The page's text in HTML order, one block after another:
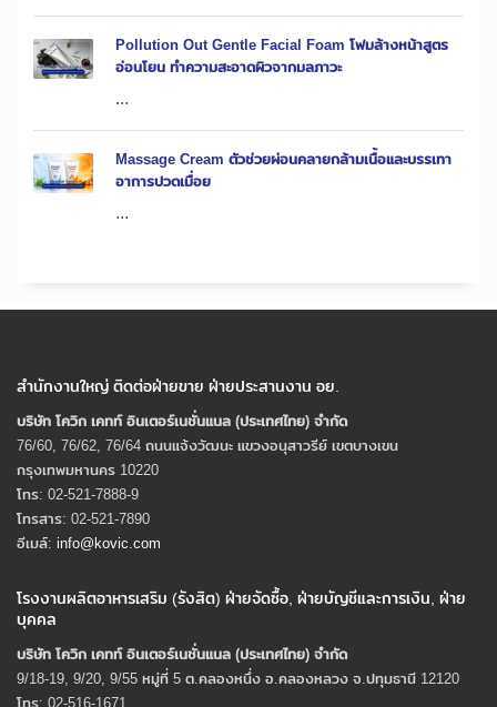
Pollution Out Gentle Facial Foam โฟมล้างหน้าสูตร
อ่อนโยน ทำความสะอาดผิวจากมลภาวะ
...
Massage Cream ตัวช่วยผ่อนคลายกล้ามเนื้อและบรรเทา
อาการปวดเมื่อย
...
สำนักงานใหญ่ ติดต่อฝ่ายขาย ฝ่ายประสานงาน อย.
บริษัท โควิก เคทท์ อินเตอร์เนชั่นแนล (ประเทศไทย) จํากัด
76/60, 76/62, 76/64 ถนนแจ้งวัฒนะ แขวงอนุสาวรีย์ เขตบางเขน
กรุงเทพมหานคร 10220
โทร: 02-521-7888-9
โทรสาร: 02-521-7890
อีเมล์: info@kovic.com
โรงงานผลิตอาหารเสริม (รังสิต) ฝ่ายจัดซื้อ, ฝ่ายบัญชีและการเงิน, ฝ่าย
บุคคล
บริษัท โควิก เคทท์ อินเตอร์เนชั่นแนล (ประเทศไทย) จํากัด
9/18-19, 9/20, 9/55 หมู่ที่ 5 ต.คลองหนึ่ง อ.คลองหลวง จ.ปทุมธานี 12120